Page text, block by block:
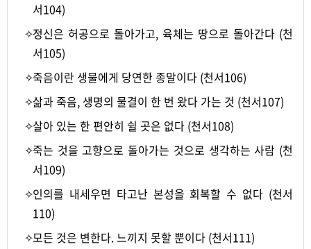
서104)
✧정신은 허공으로 돌아가고, 육체는 땅으로 돌아간다 (천
서105)
✧죽음이란 생물에게 당연한 종말이다 (천서106)
✧삶과 죽음, 생명의 물결이 한 번 왔다 가는 것 (천서107)
✧살아 있는 한 편안히 쉴 곳은 없다 (천서108)
✧죽는 것을 고향으로 돌아가는 것으로 생각하는 사람 (천
서109)
✧인의를 내세우면 타고난 본성을 회복할 수 없다 (천서
110)
✧모든 것은 변한다. 느끼지 못할 뿐이다 (천서111)